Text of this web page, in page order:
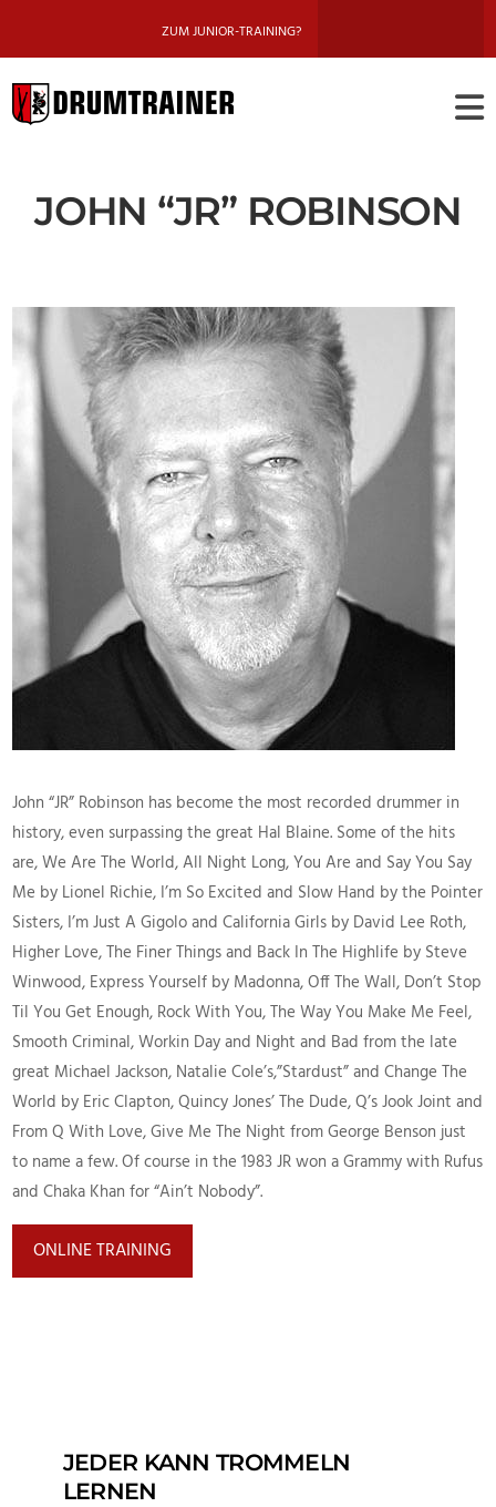
ZUM JUNIOR-TRAINING?
JOHN “JR” ROBINSON
John “JR” Robinson has become the most recorded drummer in
history, even surpassing the great Hal Blaine. Some of the hits
are, We Are The World, All Night Long, You Are and Say You Say
Me by Lionel Richie, I’m So Excited and Slow Hand by the Pointer
Sisters, I’m Just A Gigolo and California Girls by David Lee Roth,
Higher Love, The Finer Things and Back In The Highlife by Steve
Winwood, Express Yourself by Madonna, Off The Wall, Don’t Stop
Til You Get Enough, Rock With You, The Way You Make Me Feel,
Smooth Criminal, Workin Day and Night and Bad from the late
great Michael Jackson, Natalie Cole’s,”Stardust” and Change The
World by Eric Clapton, Quincy Jones’ The Dude, Q’s Jook Joint and
From Q With Love, Give Me The Night from George Benson just
to name a few. Of course in the 1983 JR won a Grammy with Rufus
and Chaka Khan for “Ain’t Nobody”.
ONLINE TRAINING
JEDER KANN TROMMELN
LERNEN